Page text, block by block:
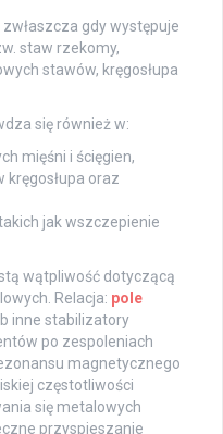
gdy występuje
staw rzekomy,
stawów, kręgosłupa
się również w:
mięśni i ścięgien,
kręgosłupa oraz
jak wszczepienie
wątpliwość dotyczącą
Relacja: pole
inne stabilizatory
po zespoleniach
magnetycznego
częstotliwości
się metalowych
przyspieszanie